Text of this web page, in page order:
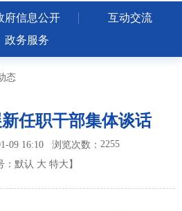
府信息公开
互动交流
政务服务
态
任职干部集体谈话
09 16:10浏览次数：2255
： 默认 大 特大 】